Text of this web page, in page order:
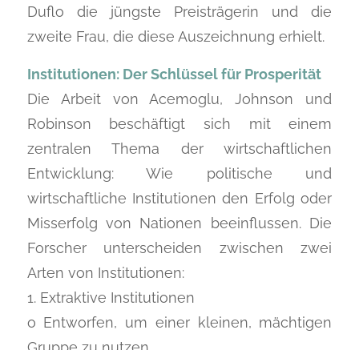
Duflo die jüngste Preisträgerin und die
zweite Frau, die diese Auszeichnung erhielt.
Institutionen: Der Schlüssel für Prosperität
Die Arbeit von Acemoglu, Johnson und
Robinson beschäftigt sich mit einem
zentralen Thema der wirtschaftlichen
Entwicklung: Wie politische und
wirtschaftliche Institutionen den Erfolg oder
Misserfolg von Nationen beeinflussen. Die
Forscher unterscheiden zwischen zwei
Arten von Institutionen:
1. Extraktive Institutionen
o Entworfen, um einer kleinen, mächtigen